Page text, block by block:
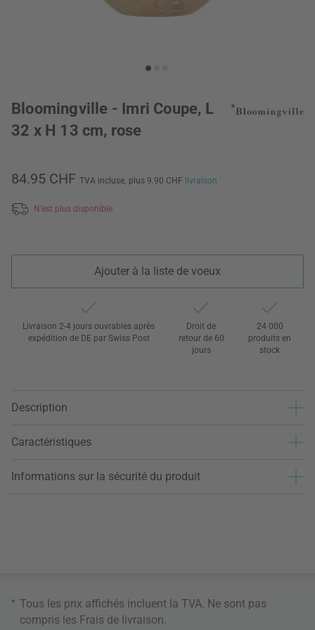
Bloomingville - Imri Coupe, L
32 x H 13 cm, rose
84.95 CHF TVA incluse, plus 9.90 CHF livraison
N’est plus disponible
Ajouter à la liste de voeux
Livraison 2-4 jours ouvrables après
expédition de DE par Swiss Post
Droit de
retour de 60
jours
24 000
produits en
stock
Description
Caractéristiques
Informations sur la sécurité du produit
* Tous les prix affichés incluent la TVA. Ne sont pas
compris les Frais de livraison